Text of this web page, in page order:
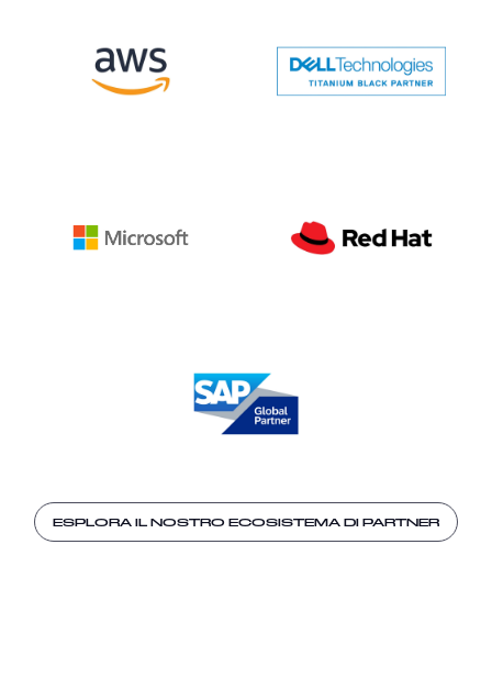
ESPLORA IL NOSTRO ECOSISTEMA DI PARTNER